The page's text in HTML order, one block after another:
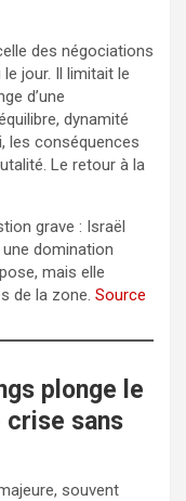
des négociations
jour. Il limitait le
d’une
dynamité
les conséquences
Le retour à la
grave : Israël
domination
mais elle
de la zone. Source
plonge le
crise sans
souvent